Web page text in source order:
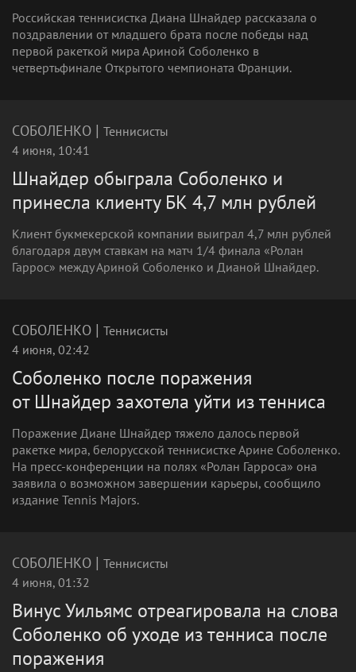
Российская теннисистка Диана Шнайдер рассказала о
поздравлении от младшего брата после победы над
первой ракеткой мира Ариной Соболенко в
четвертьфинале Открытого чемпионата Франции.
СОБОЛЕНКО | Теннисисты
4 июня, 10:41
Шнайдер обыграла Соболенко и
принесла клиенту БК 4,7 млн рублей
Клиент букмекерской компании выиграл 4,7 млн рублей
благодаря двум ставкам на матч 1/4 финала «Ролан
Гаррос» между Ариной Соболенко и Дианой Шнайдер.
СОБОЛЕНКО | Теннисисты
4 июня, 02:42
Соболенко после поражения
от Шнайдер захотела уйти из тенниса
Поражение Диане Шнайдер тяжело далось первой
ракетке мира, белорусской теннисистке Арине Соболенко.
На пресс-конференции на полях «Ролан Гарроса» она
заявила о возможном завершении карьеры, сообщило
издание Tennis Majors.
СОБОЛЕНКО | Теннисисты
4 июня, 01:32
Винус Уильямс отреагировала на слова
Соболенко об уходе из тенниса после
поражения